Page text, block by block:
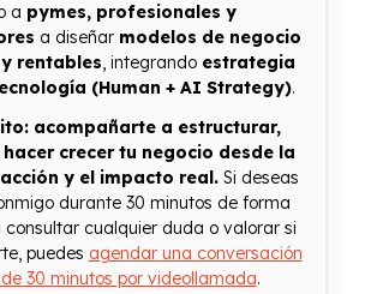
a pymes, profesionales y
a diseñar modelos de negocio
rentables, integrando estrategia
(Human + AI Strategy).
acompañarte a estructurar,
crecer tu negocio desde la
y el impacto real.Si deseas
durante 30 minutos de forma
cualquier duda o valorar si
puedes agendar una conversación
30 minutos por videollamada.